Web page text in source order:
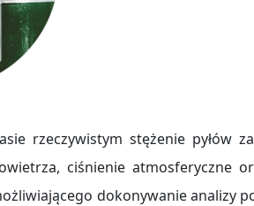
rzeczywistym stężenie pyłów
ciśnienie atmosferyczne
dokonywanie analizy